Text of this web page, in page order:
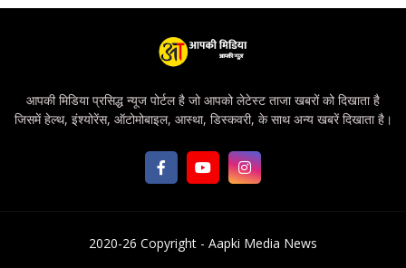
आपकी मिडिया प्रसिद्ध न्यूज पोर्टल है जो आपको लेटेस्ट ताजा खबरों को दिखाता है
जिसमें हेल्थ, इंश्योरेंस, ऑटोमोबाइल, आस्था, डिस्कवरी, के साथ अन्य खबरें दिखाता है।
2020-26 Copyright - Aapki Media News